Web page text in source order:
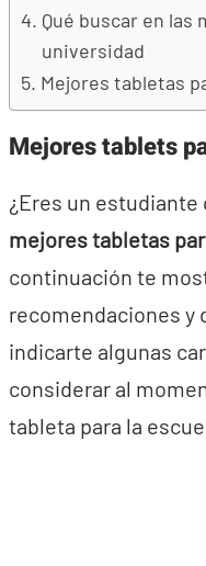
Qué buscar en las
universidad
Mejores tabletas
Mejores tablets
¿Eres un estudiante
mejores tabletas
continuación te
recomendaciones y
indicarte algunas
considerar al
tableta para la